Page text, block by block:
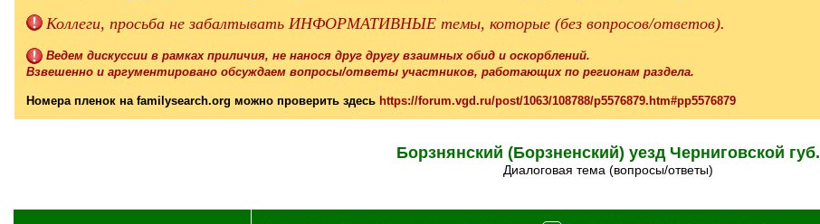
Коллеги, просьба не забалтывать ИНФОРМАТИВНЫЕ темы, которые (без вопросов/ответов).
Ведем дискуссии в рамках приличия, не нанося друг другу взаимных обид и оскорблений.
Взвешенно и аргументировано обсуждаем вопросы/ответы участников, работающих по регионам раздела.
Номера пленок на familysearch.org можно проверить здесь https://forum.vgd.ru/post/1063/108788/p5576879.htm#pp5576879
Борзнянский (Борзненский) уезд Черниговской губ.
Диалоговая тема (вопросы/ответы)